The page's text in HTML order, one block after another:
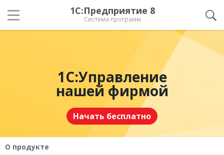
1С:Предприятие 8
Система программ
1С:Управление
нашей фирмой
Начать бесплатно
О продукте